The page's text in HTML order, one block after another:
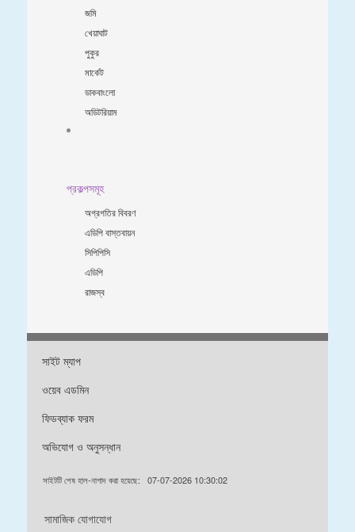
জমি
খেয়াঘাট
পুকুর
মার্কেট
ডাকবাংলো
অডিটরিয়াম
প্রকল্পসমূহ
অগ্রগতির বিবরণ
এডিপি বাস্তবায়ন
সিপিপিসি
এডিপি
রাজস্ব
সাইট ম্যাপ
ওয়েব এডমিন
ফিডব্যাক ফরম
অভিযোগ ও অনুসন্ধান
সাইটটি শেষ হাল-নাগাদ করা হয়েছে: 07-07-2026 10:30:02
সামাজিক যোগাযোগ